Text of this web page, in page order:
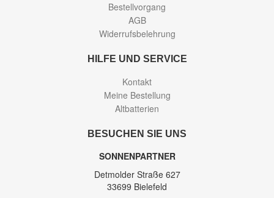
Bestellvorgang
AGB
Widerrufsbelehrung
HILFE UND SERVICE
Kontakt
Meine Bestellung
Altbatterien
BESUCHEN SIE UNS
SONNENPARTNER
Detmolder Straße 627
33699 Bielefeld